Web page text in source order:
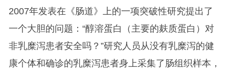
2007年发表在《肠道》上的一项突破性研究提出了
一个大胆的问题：“醇溶蛋白（主要的麸质蛋白）对
非乳糜泻患者安全吗？”研究人员从没有乳糜泻的健
康个体和确诊的乳糜泻患者身上采集了肠组织样本，